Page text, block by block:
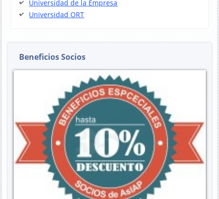
Universidad de la Empresa
Universidad ORT
Beneficios Socios